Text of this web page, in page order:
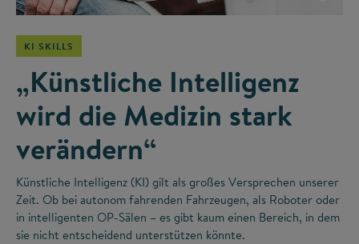
KI SKILLS
„Künstliche Intelligenz
wird die Medizin stark
verändern“
Künstliche Intelligenz (KI) gilt als großes Versprechen unserer
Zeit. Ob bei autonom fahrenden Fahrzeugen, als Roboter oder
in intelligenten OP-Sälen – es gibt kaum einen Bereich, in dem
sie nicht entscheidend unterstützen könnte.